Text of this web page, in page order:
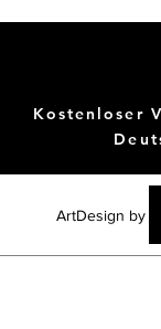
ArtDesign by
Kostenloser